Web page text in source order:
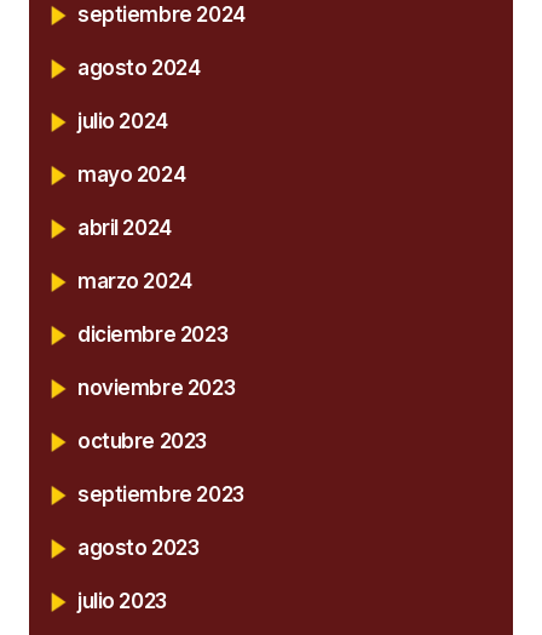
septiembre 2024
agosto 2024
julio 2024
mayo 2024
abril 2024
marzo 2024
diciembre 2023
noviembre 2023
octubre 2023
septiembre 2023
agosto 2023
julio 2023